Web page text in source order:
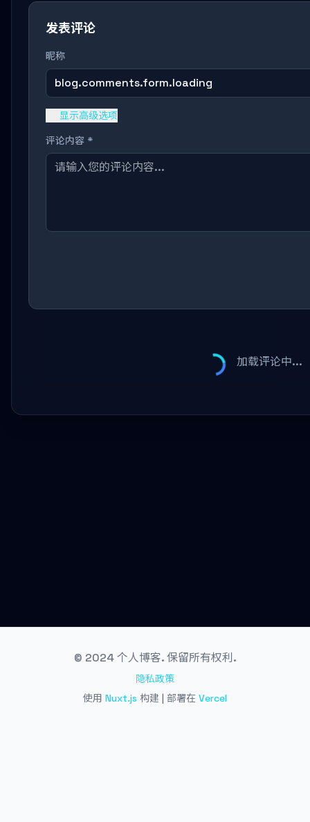
发表评论
昵称
blog.comments.form.loading
显示高级选项
评论内容 *
加载评论中...
© 2024 个人博客. 保留所有权利.
隐私政策
使用 Nuxt.js 构建 | 部署在 Vercel